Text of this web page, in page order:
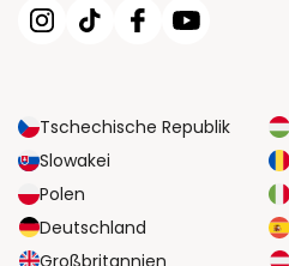
Tschechische Republik
Slowakei
Polen
Deutschland